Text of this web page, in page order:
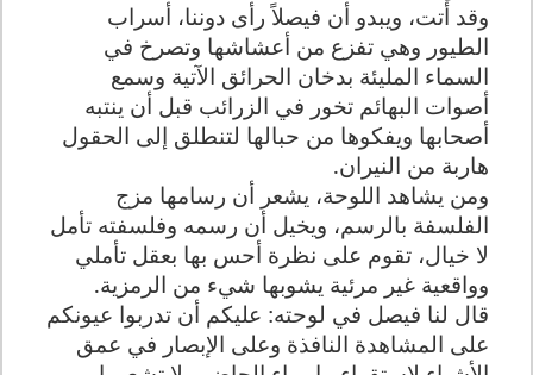
وقد أتت، ويبدو أن فيصلاً رأى دوننا، أسراب
الطيور وهي تفزع من أعشاشها وتصرخ في
السماء المليئة بدخان الحرائق الآتية وسمع
أصوات البهائم تخور في الزرائب قبل أن ينتبه
أصحابها ويفكوها من حبالها لتنطلق إلى الحقول
هاربة من النيران.
ومن يشاهد اللوحة، يشعر أن رسامها مزج
الفلسفة بالرسم، ويخيل أن رسمه وفلسفته تأمل
لا خيال، تقوم على نظرة أحس بها بعقل تأملي
وواقعية غير مرئية يشوبها شيء من الرمزية.
قال لنا فيصل في لوحته: عليكم أن تدربوا عيونكم
على المشاهدة النافذة وعلى الإبصار في عمق